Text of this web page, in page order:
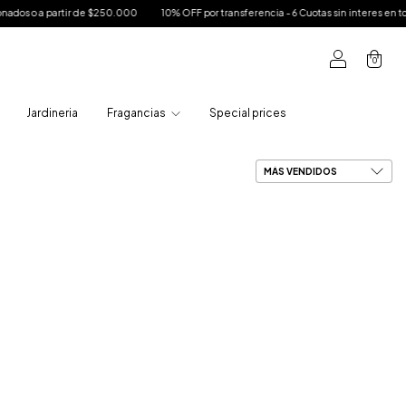
de $250.000 10% OFF por transferencia - 6 Cuotas sin interes en toda la
0
Jardineria Fragancias Special prices